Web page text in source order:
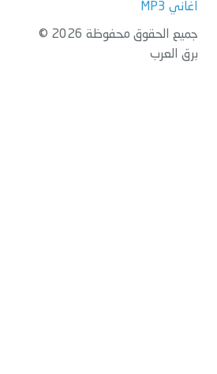
اغاني MP3
جميع الحقوق محفوظة 2026 ©
برق العرب